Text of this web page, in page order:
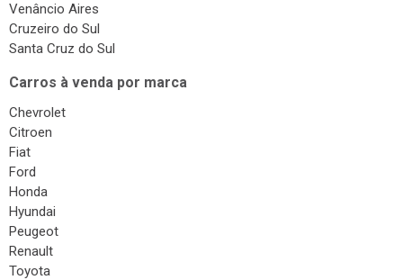
Venâncio Aires
Cruzeiro do Sul
Santa Cruz do Sul
Carros à venda por marca
Chevrolet
Citroen
Fiat
Ford
Honda
Hyundai
Peugeot
Renault
Toyota